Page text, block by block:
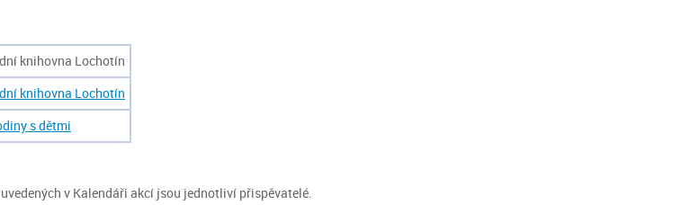
knihovna Lochotín
knihovna Lochotín
s dětmi
v Kalendáři akcí jsou jednotliví přispěvatelé.